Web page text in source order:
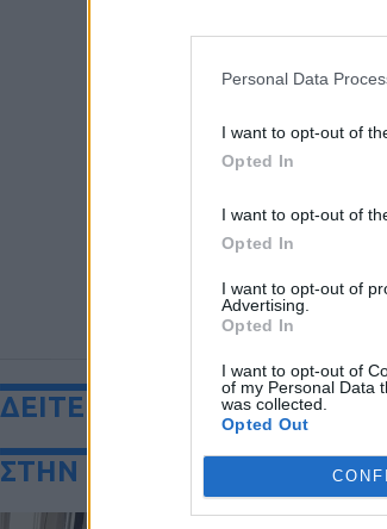
Personal Data
I want to opt-out of
Opted In
I want to opt-out of
Opted In
I want to opt-out of
Advertising.
Opted In
I want to opt-out of
of my Personal Data
was collected.
Opted Out
ΔΕΙΤΕ ΕΠΙΣΗΣ
ΣΤΗΝ ΙΔΙΑ ΚΑΤΗΓΟΡΙΑ